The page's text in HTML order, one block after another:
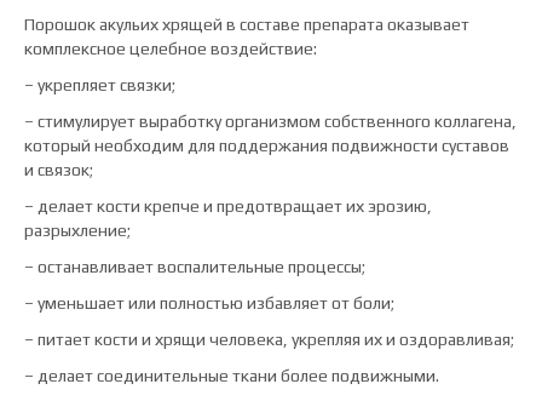
Порошок акульих хрящей в составе препарата оказывает
комплексное целебное воздействие:
– укрепляет связки;
– стимулирует выработку организмом собственного коллагена,
который необходим для поддержания подвижности суставов
и связок;
– делает кости крепче и предотвращает их эрозию,
разрыхление;
– останавливает воспалительные процессы;
– уменьшает или полностью избавляет от боли;
– питает кости и хрящи человека, укрепляя их и оздоравливая;
– делает соединительные ткани более подвижными.